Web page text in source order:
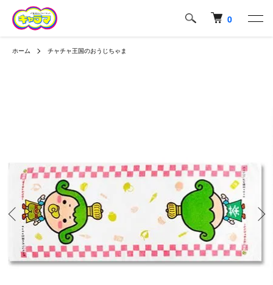
0
ホーム チャチャ王国のおうじちゃま